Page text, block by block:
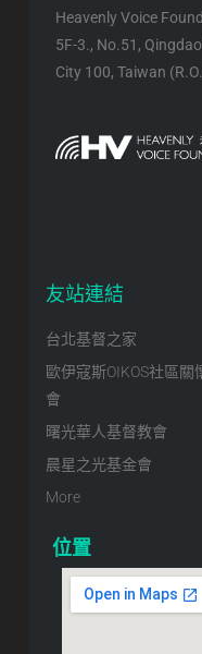
Heavenly Voice
5F-3., No.51,
City 100, Taiwan
友站連結
台北基督之家
歐伊寇斯OIKOS社區關
會
曙光華人基督教會
晨星之光基金會
More
位置